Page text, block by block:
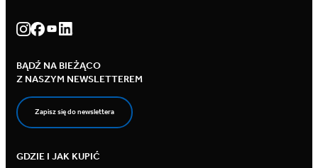
BĄDŹ NA BIEŻĄCO
Z NASZYM NEWSLETTEREM
Zapisz się do newslettera
GDZIE I JAK KUPIĆ